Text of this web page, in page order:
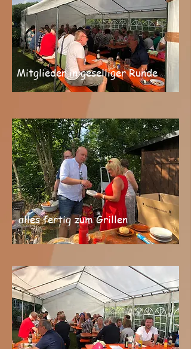
Mitglieder in geselliger Runde
alles fertig zum Grillen